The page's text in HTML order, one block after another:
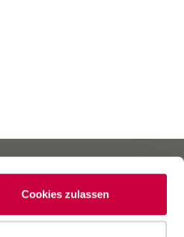
Cookies zulassen